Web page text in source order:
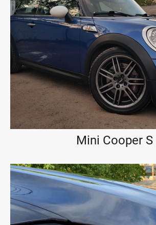
Mini Cooper S